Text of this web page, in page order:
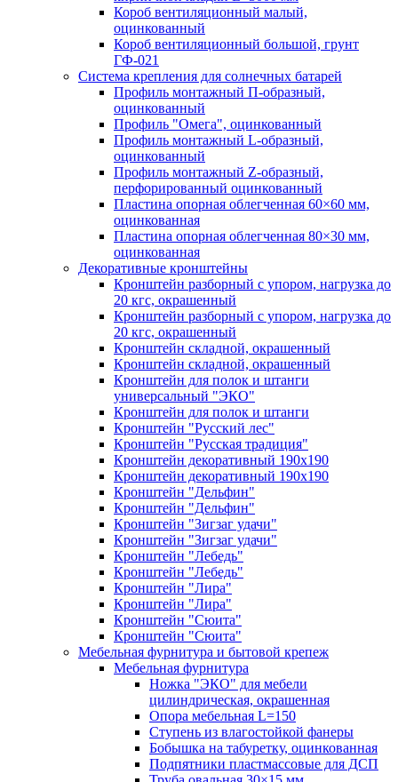
Короб вентиляционный малый,
оцинкованный
Короб вентиляционный большой, грунт
ГФ-021
Система крепления для солнечных батарей
Профиль монтажный П-образный,
оцинкованный
Профиль "Омега", оцинкованный
Профиль монтажный L-образный,
оцинкованный
Профиль монтажный Z-образный,
перфорированный оцинкованный
Пластина опорная облегченная 60×60 мм,
оцинкованная
Пластина опорная облегченная 80×30 мм,
оцинкованная
Декоративные кронштейны
Кронштейн разборный с упором, нагрузка до
20 кгс, окрашенный
Кронштейн разборный с упором, нагрузка до
20 кгс, окрашенный
Кронштейн складной, окрашенный
Кронштейн складной, окрашенный
Кронштейн для полок и штанги
универсальный "ЭКО"
Кронштейн для полок и штанги
Кронштейн "Русский лес"
Кронштейн "Русская традиция"
Кронштейн декоративный 190х190
Кронштейн декоративный 190х190
Кронштейн "Дельфин"
Кронштейн "Дельфин"
Кронштейн "Зигзаг удачи"
Кронштейн "Зигзаг удачи"
Кронштейн "Лебедь"
Кронштейн "Лебедь"
Кронштейн "Лира"
Кронштейн "Лира"
Кронштейн "Сюита"
Кронштейн "Сюита"
Мебельная фурнитура и бытовой крепеж
Мебельная фурнитура
Ножка "ЭКО" для мебели
цилиндрическая, окрашенная
Опора мебельная L=150
Ступень из влагостойкой фанеры
Бобышка на табуретку, оцинкованная
Подпятники пластмассовые для ДСП